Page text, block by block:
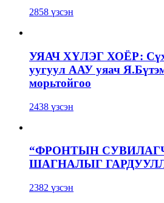
2858 үзсэн
УЯАЧ ХҮЛЭГ ХОЁР:
уугуул ААУ уяач
морьтойгоо
2438 үзсэн
“ФРОНТЫН
ШАГНАЛЫГ
2382 үзсэн